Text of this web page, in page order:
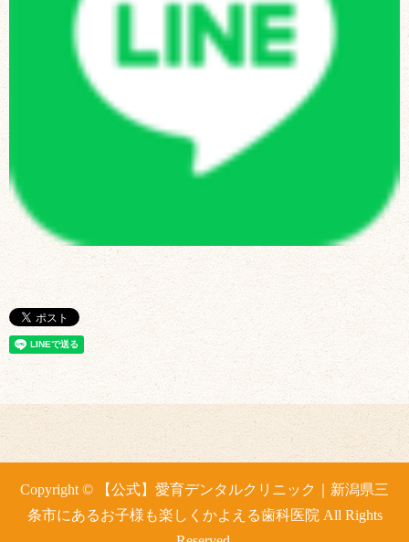
Copyright © 【公式】愛育デンタルクリニック｜新潟県三
条市にあるお子様も楽しくかよえる歯科医院 All Rights